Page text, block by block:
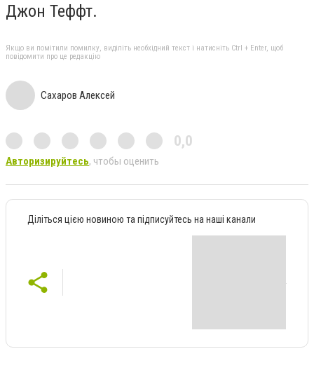
Джон Теффт.
Якщо ви помітили помилку, виділіть необхідний текст і натисніть Ctrl + Enter, щоб
повідомити про це редакцію
Сахаров Алексей
0,0
Авторизируйтесь, чтобы оценить
Діліться цією новиною та підписуйтесь на наші канали